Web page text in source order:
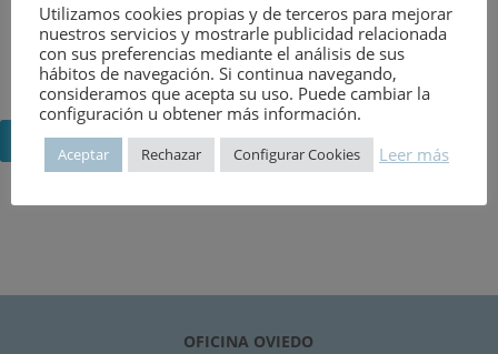
Año de publicación:
9 de agosto de 2026
Número:
3854
Volver
OFICINA OVIEDO
Utilizamos cookies propias y de terceros para mejorar
nuestros servicios y mostrarle publicidad relacionada
con sus preferencias mediante el análisis de sus
hábitos de navegación. Si continua navegando,
consideramos que acepta su uso. Puede cambiar la
configuración u obtener más información.
Aceptar Rechazar Configurar Cookies Leer más